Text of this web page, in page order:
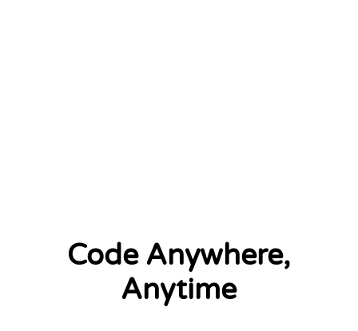
Code Anywhere,
Anytime